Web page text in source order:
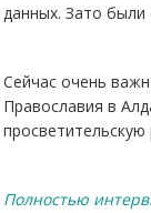
данных. Зато были
Сейчас очень
Православия в
просветительскую
Полностью